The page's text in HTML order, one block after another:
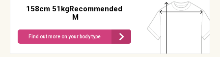
158cm 51kgRecommended
M
Find out more on your body type